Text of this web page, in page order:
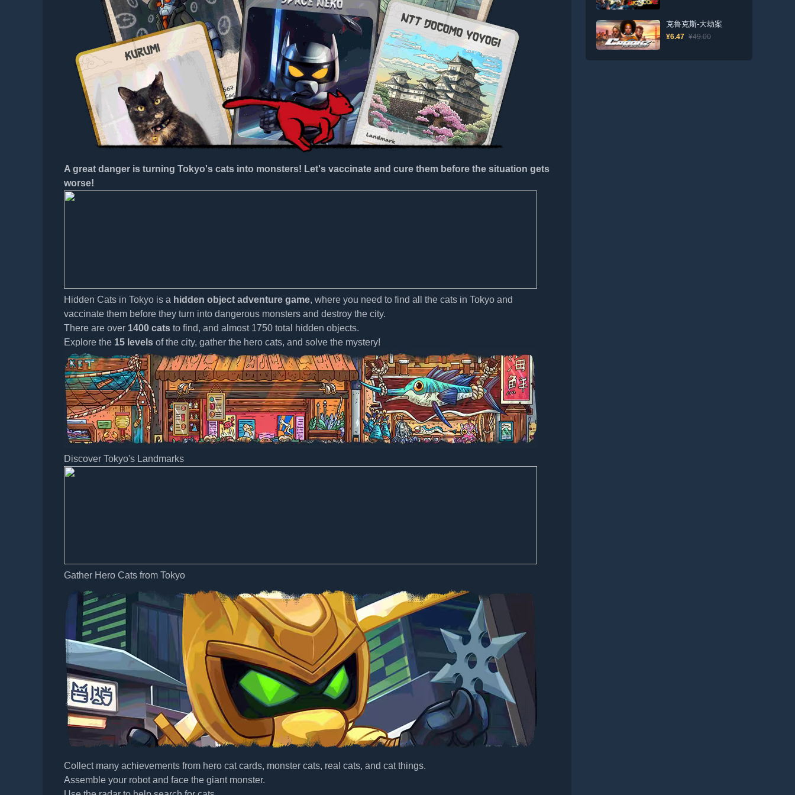
A great danger is turning Tokyo's cats into monsters! Let's vaccinate and cure them before the situation gets
worse!
Hidden Cats in Tokyo is a hidden object adventure game, where you need to find all the cats in Tokyo and
vaccinate them before they turn into dangerous monsters and destroy the city.
There are over 1400 cats to find, and almost 1750 total hidden objects.
Explore the 15 levelsof the city, gather the hero cats, and solve the mystery!
Discover Tokyo's Landmarks
Gather Hero Cats from Tokyo
Collect many achievements from hero cat cards, monster cats, real cats, and cat things.
Assemble your robot and face the giant monster.
克鲁克斯-大劫案
¥6.47 ¥49.00